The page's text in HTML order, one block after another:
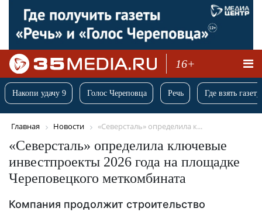
16+
Накопи удачу 9 Голос Череповца Речь Где взять
Главная Новости «Северсталь» определила к...
«Северсталь» определила ключевые
инвестпроекты 2026 года на площадке
Череповецкого меткомбината
Компания продолжит строительство